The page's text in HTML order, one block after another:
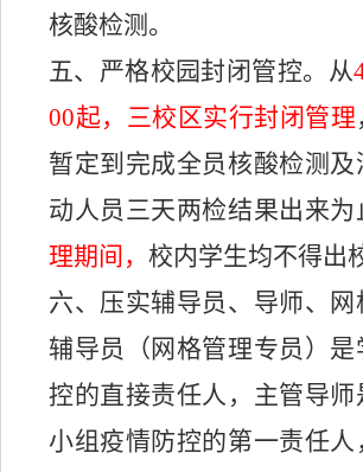
核酸检测。
五、严格校园封闭管控。 从
00起，三校区实行封闭管理
暂定到完成全员核酸检测
动人员三天两检结果出来为
理期间， 校内学生均不得出
六、 压实辅导员 、 导师、
辅导员（网格管理专员）是
控的直接责任人，主管导师
小组疫情防控的第一责任人